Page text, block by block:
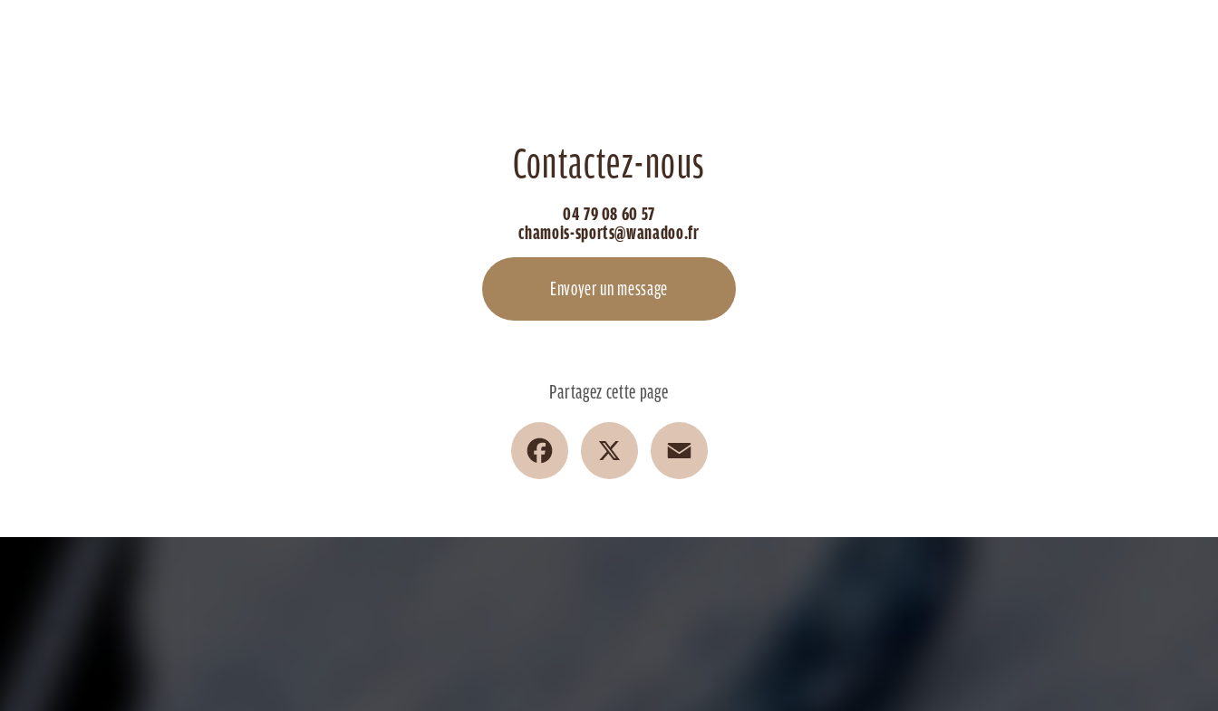
Contactez-nous
04 79 08 60 57
chamois-sports@wanadoo.fr
Envoyer un message
Partagez cette page
Facebook